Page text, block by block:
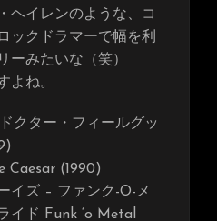
ヘイレンのような、コ
ックドラマーで幅を利
ーみたいな（笑）
よね。
クター・フィールグッ
Caesar (1990)
イズ – ファンク-O-メ
イド Funk ‘o Metal